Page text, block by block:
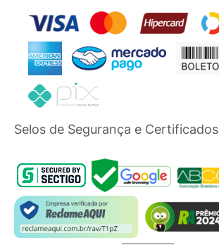
Selos de Segurança e Certificados